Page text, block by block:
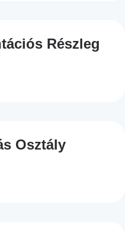
Részleg
Osztály